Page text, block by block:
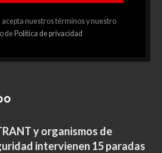
nuestros términos y nuestro
dePolítica de privacidad
y organismos de
intervienen 15 paradas